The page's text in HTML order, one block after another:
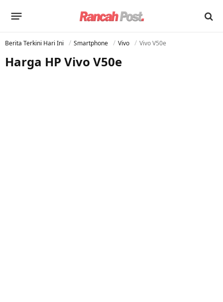
Berita Terkini Hari Ini Smartphone Vivo Vivo V50e
Harga HP Vivo V50e